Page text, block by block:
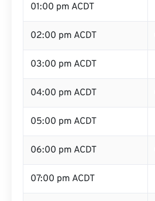
01:00 pm ACDT
02:00 pm ACDT
03:00 pm ACDT
04:00 pm ACDT
05:00 pm ACDT
06:00 pm ACDT
07:00 pm ACDT